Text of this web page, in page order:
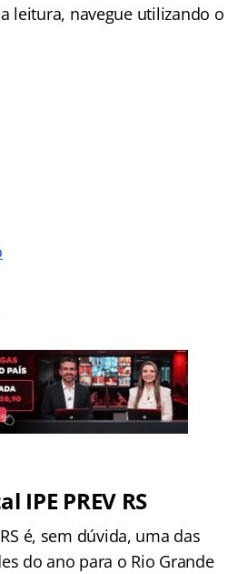
leitura, navegue utilizando o
IPE PREV RS
é, sem dúvida, uma das
do ano para o Rio Grande